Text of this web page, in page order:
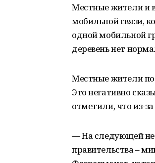
Местные жители и
мобильной связи,
одной мобильной
деревень нет
Местные жители
Это негативно
отметили, что из-
— На следующей
правительства –